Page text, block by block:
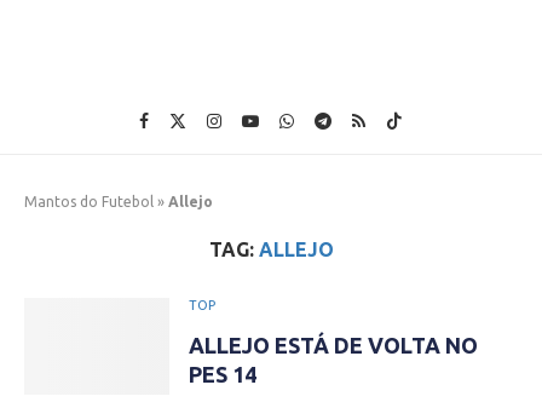
Mantos do Futebol » Allejo
TAG: ALLEJO
TOP
ALLEJO ESTÁ DE VOLTA NO
PES 14